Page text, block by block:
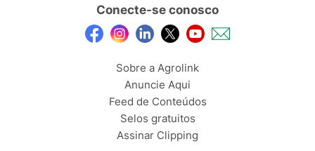
Conecte-se conosco
Sobre a Agrolink
Anuncie Aqui
Feed de Conteúdos
Selos gratuitos
Assinar Clipping